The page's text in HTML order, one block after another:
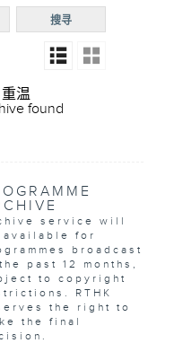
通
搜寻
温
found
service will
available for
broadcast
past 12 months,
to copyright
RTHK
the right to
the final